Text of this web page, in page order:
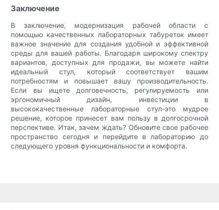
Заключение
В заключение, модернизация рабочей области с
помощью качественных лабораторных табуреток имеет
важное значение для создания удобной и эффективной
среды для вашей работы. Благодаря широкому спектру
вариантов, доступных для продажи, вы можете найти
идеальный стул, который соответствует вашим
потребностям и повышает вашу производительность.
Если вы ищете долговечность, регулируемость или
эргономичный дизайн, инвестиции в
высококачественные лабораторные стул-это мудрое
решение, которое принесет вам пользу в долгосрочной
перспективе. Итак, зачем ждать? Обновите свое рабочее
пространство сегодня и перейдите в лабораторию до
следующего уровня функциональности и комфорта.